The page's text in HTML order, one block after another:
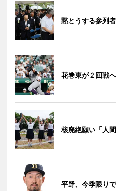
黙とうする参列者
花巻東が２回戦
核廃絶願い「人
平野、今季限り